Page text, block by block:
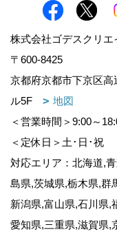
株式会社ゴデスクリエ
〒600-8425
京都府京都市下京区
ル5F
地図
＜営業時間＞9:00～
＜定休日＞土･日･祝
対応エリア：北海道,
島県,茨城県,栃木県,群
新潟県,富山県,石川県,
愛知県,三重県,滋賀県,